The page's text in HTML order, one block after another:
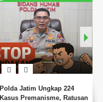
Polda Jatim Ungkap 224
Kasus Premanisme, Ratusan